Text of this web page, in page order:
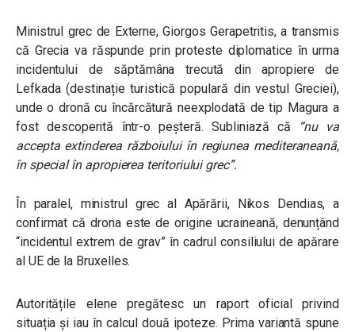
Ministrul grec de Externe, Giorgos Gerapetritis, a transmis
că Grecia va răspunde prin proteste diplomatice în urma
incidentului de săptămâna trecută din apropiere de
Lefkada (destinație turistică populară din vestul Greciei),
unde o dronă cu încărcătură neexplodată de tip Magura a
fost descoperită într-o peșteră. Subliniază că
“nu va
accepta extinderea războiului în regiunea mediteraneană,
în special în apropierea teritoriului grec”.
În paralel, ministrul grec al Apărării, Nikos Dendias, a
confirmat că drona este de origine ucraineană, denunțând
“incidentul extrem de grav” în cadrul consiliului de apărare
al UE de la Bruxelles.
Autoritățile elene pregătesc un raport oficial privind
situația și iau în calcul două ipoteze. Prima variantă spune